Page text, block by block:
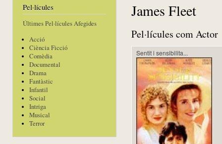
Pel·lícules
Últimes Pel·lícules Afegides
Acció
Ciència Ficció
Comèdia
Documental
Drama
Fantàstic
Infantil
Social
Intriga
Musical
Terror
James Fleet
Pel·lícules com Actor
Sentit i sensibilita...